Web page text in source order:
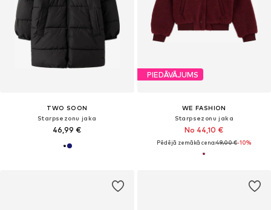
TWO SOON
Starpsezonu jaka
46,99 €
PIEDĀVĀJUMS
WE FASHION
Starpsezonu jaka
No 44,10 €
Pēdējā zemākā cena:49,00 €-10%